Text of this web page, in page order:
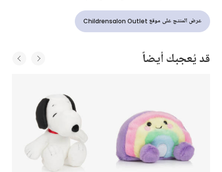
عرض المنتج على موقع Childrensalon Outlet
قد يُعجبك أيضاً